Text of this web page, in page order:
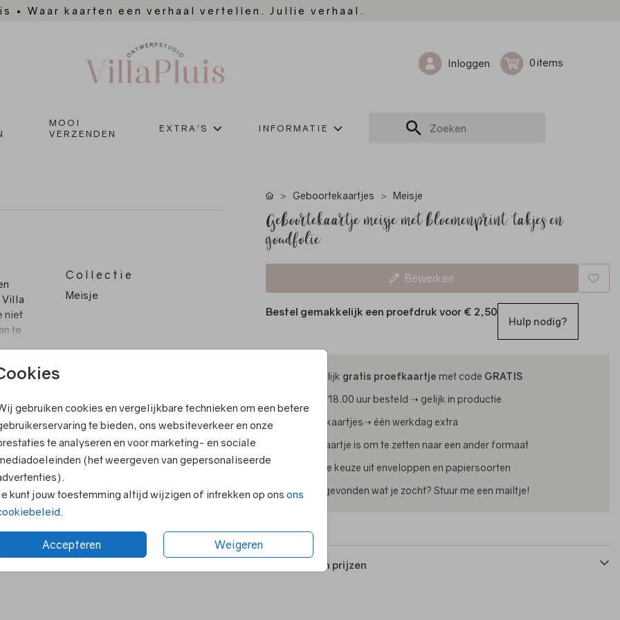
• Waar kaarten een verhaal vertellen. Jullie verhaal.
Inloggen 0
MOOI
VERZENDEN
EXTRA'S INFORMATIE
gebruiken cookies en vergelijkbare technieken om een betere
te bieden, ons websiteverkeer en onze
te analyseren en voor marketing- en sociale
(het weergeven van gepersonaliseerde
kunt jouw toestemming altijd wijzigen of intrekken op ons ons
Accepteren Weigeren
Villa
niet
te
je
Collectie
Meisje
leuk
Geboortekaartjes Meisje
Geboortekaartje meisje met bloemenprint, takjes en
goudfolie
Bewerken
Bestel gemakkelijk een proefdruk voor € 2,50
Hulp nodig?
Tijdelijk gratis proefkaartje met code GRATIS
Voor 18.00 uur besteld ➝ gelijk in productie
Foliekaartjes➝ één werkdag extra
Elk kaartje is om te zetten naar een ander formaat
Ruime keuze uit enveloppen en papiersoorten
Niet gevonden wat je zocht? Stuur me een mailtje!
Formaten en prijzen